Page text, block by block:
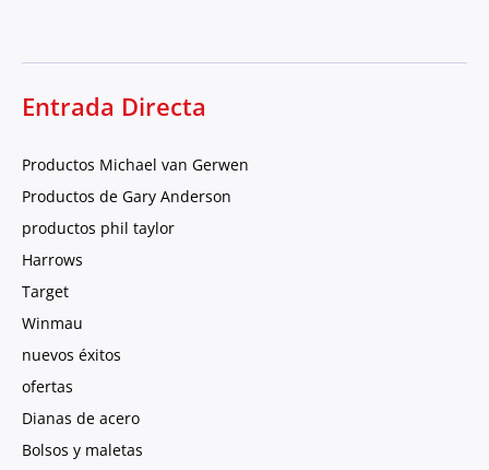
Entrada Directa
Productos Michael van Gerwen
Productos de Gary Anderson
productos phil taylor
Harrows
Target
Winmau
nuevos éxitos
ofertas
Dianas de acero
Bolsos y maletas